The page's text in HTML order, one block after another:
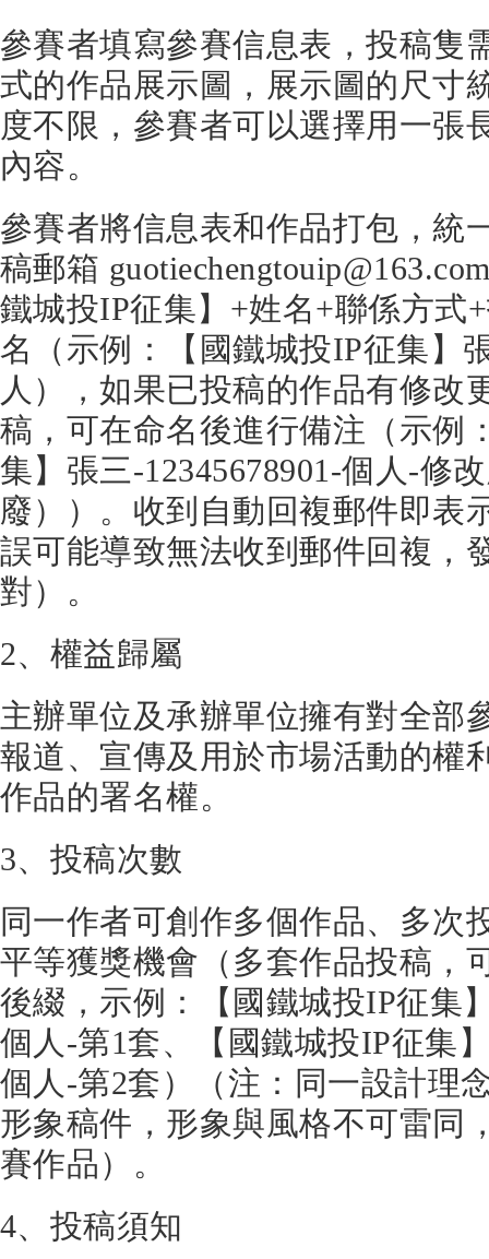
參賽者填寫參賽信息表，投稿隻
式的作品展示圖，展示圖的尺寸
度不限，參賽者可以選擇用一張
內容。
參賽者將信息表和作品打包，統
稿郵箱
鐵城投IP征集】+姓名+聯係方式
名（示例：【國鐵城投IP征集】
人），如果已投稿的作品有修改
稿，可在命名後進行備注（示例
集】張三-12345678901-個人-修
廢））。收到自動回複郵件即表
誤可能導致無法收到郵件回複，
對）。
2、權益歸屬
主辦單位及承辦單位擁有對全部
報道、宣傳及用於市場活動的權
作品的署名權。
3、投稿次數
同一作者可創作多個作品、多次
平等獲獎機會（多套作品投稿，
後綴，示例：【國鐵城投IP征集
個人-第1套、【國鐵城投IP征集
個人-第2套）（注：同一設計理
形象稿件，形象與風格不可雷同
賽作品）。
4、投稿須知